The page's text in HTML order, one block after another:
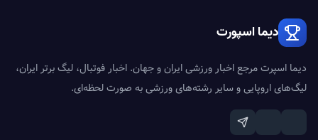
دیما اسپورت
دیما اسپرت مرجع اخبار ورزشی ایران و جهان. اخبار فوتبال، لیگ برتر ایران،
لیگ‌های اروپایی و سایر رشته‌های ورزشی به صورت لحظه‌ای.